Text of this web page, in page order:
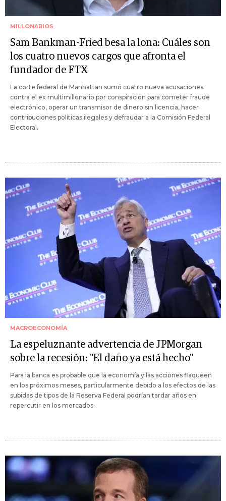
MILLONARIOS
Sam Bankman-Fried besa la lona: Cuáles son
los cuatro nuevos cargos que afronta el
fundador de FTX
La corte federal de Manhattan sumó cuatro nueva acusaciones
contra el ex multimillonario por conspiración para cometer fraude
electrónico, operar un transmisor de dinero sin licencia, hacer
contribuciones políticas ilegales y defraudar a la Comisión Federal
Electoral.
MACROECONOMÍA
La espeluznante advertencia de JPMorgan
sobre la recesión: "El daño ya está hecho"
Para la banca es probable que la economía y las acciones flaqueen
en los próximos meses, particularmente debido a los efectos de las
subidas de tipos de la Reserva Federal podrían tardar años en
repercutir en los mercados.